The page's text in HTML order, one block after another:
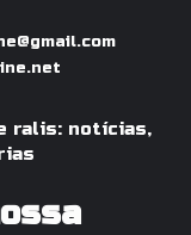
ralis: notícias,